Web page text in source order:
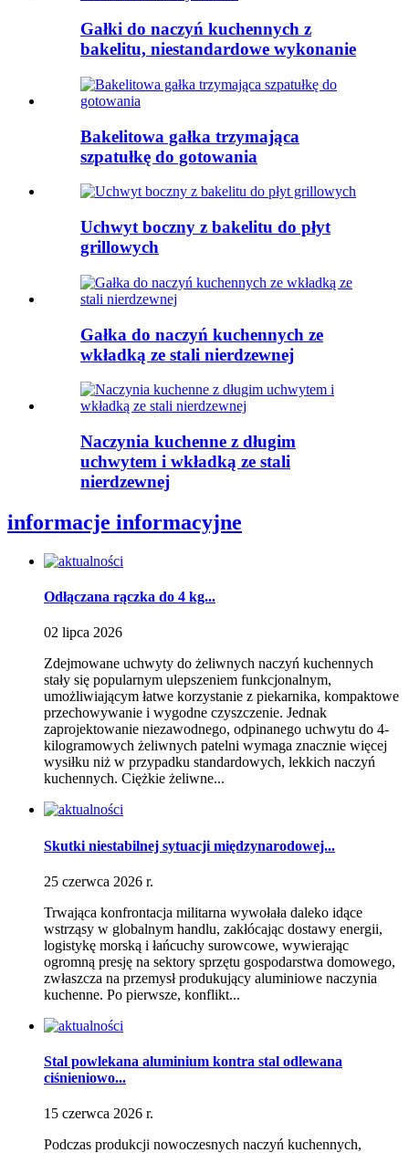
Gałki do naczyń kuchennych z
bakelitu, niestandardowe wykonanie
Bakelitowa gałka trzymająca
szpatułkę do gotowania
Uchwyt boczny z bakelitu do płyt
grillowych
Gałka do naczyń kuchennych ze
wkładką ze stali nierdzewnej
Naczynia kuchenne z długim
uchwytem i wkładką ze stali
nierdzewnej
informacje informacyjne
Odłączana rączka do 4 kg...
02 lipca 2026
Zdejmowane uchwyty do żeliwnych naczyń kuchennych
stały się popularnym ulepszeniem funkcjonalnym,
umożliwiającym łatwe korzystanie z piekarnika, kompaktowe
przechowywanie i wygodne czyszczenie. Jednak
zaprojektowanie niezawodnego, odpinanego uchwytu do 4-
kilogramowych żeliwnych patelni wymaga znacznie więcej
wysiłku niż w przypadku standardowych, lekkich naczyń
kuchennych. Ciężkie żeliwne...
Skutki niestabilnej sytuacji międzynarodowej...
25 czerwca 2026 r.
Trwająca konfrontacja militarna wywołała daleko idące
wstrząsy w globalnym handlu, zakłócając dostawy energii,
logistykę morską i łańcuchy surowcowe, wywierając
ogromną presję na sektory sprzętu gospodarstwa domowego,
zwłaszcza na przemysł produkujący aluminiowe naczynia
kuchenne. Po pierwsze, konflikt...
Stal powlekana aluminium kontra stal odlewana
ciśnieniowo...
15 czerwca 2026 r.
Podczas produkcji nowoczesnych naczyń kuchennych,